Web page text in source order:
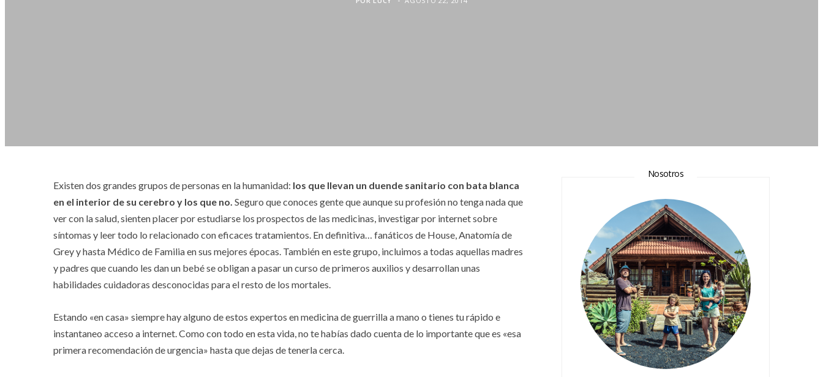
Existen dos grandes grupos de personas en la humanidad: los que llevan un duende sanitario con bata blanca
en el interior de su cerebro y los que no. Seguro que conoces gente que aunque su profesión no tenga nada que
ver con la salud, sienten placer por estudiarse los prospectos de las medicinas, investigar por internet sobre
síntomas y leer todo lo relacionado con eficaces tratamientos. En definitiva… fanáticos de House, Anatomía de
Grey y hasta Médico de Familia en sus mejores épocas. También en este grupo, incluimos a todas aquellas madres
y padres que cuando les dan un bebé se obligan a pasar un curso de primeros auxilios y desarrollan unas
habilidades cuidadoras desconocidas para el resto de los mortales.
Estando «en casa» siempre hay alguno de estos expertos en medicina de guerrilla a mano o tienes tu rápido e
instantaneo acceso a internet. Como con todo en esta vida, no te habías dado cuenta de lo importante que es «esa
primera recomendación de urgencia» hasta que dejas de tenerla cerca.
Nosotros